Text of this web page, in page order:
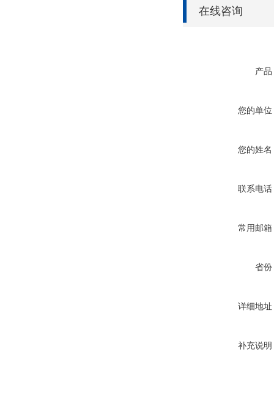
在线咨询
产品
您的单位
您的姓名
联系电话
常用邮箱
省份
详细地址
补充说明